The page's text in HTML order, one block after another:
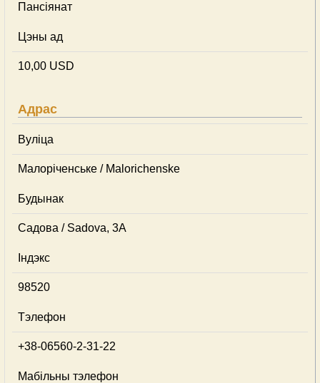
Пансіянат
Цэны ад
10,00 USD
Адрас
Вуліца
Малоріченське / Malorichenske
Будынак
Садова / Sadova, 3А
Індэкс
98520
Тэлефон
+38-06560-2-31-22
Мабільны тэлефон